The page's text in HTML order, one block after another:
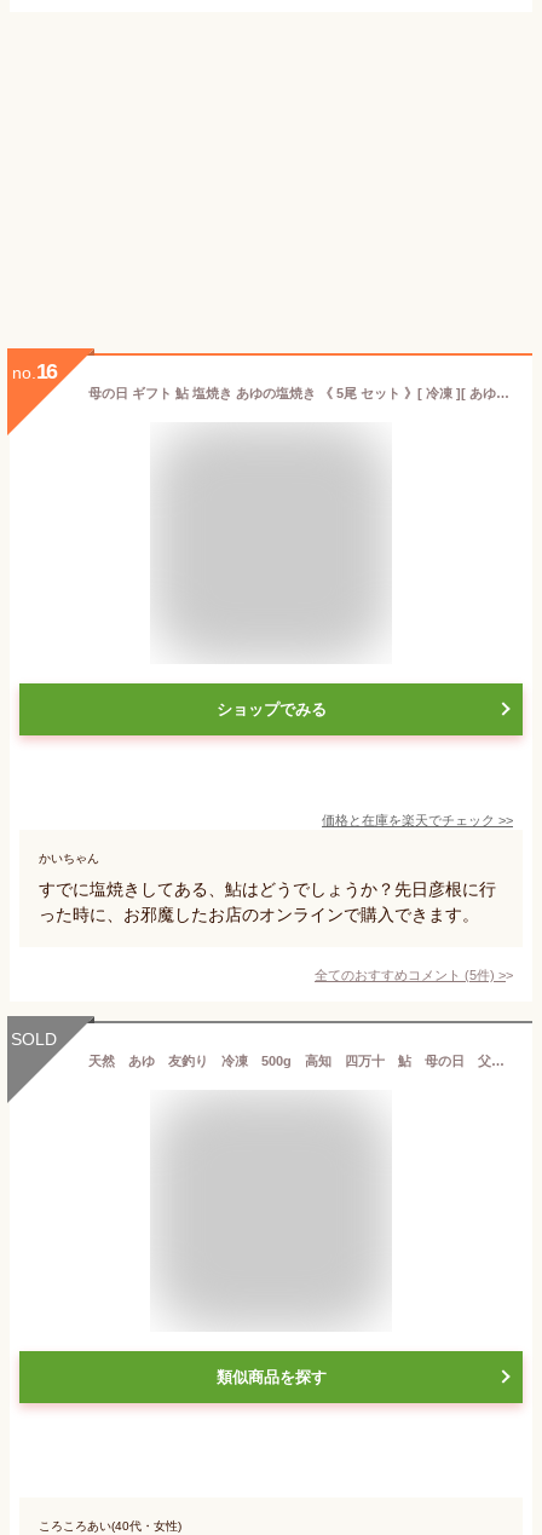
no. 16
母の日 ギフト 鮎 塩焼き あゆの塩焼き 《 5尾 セット 》[ 冷凍 ][ あゆの店きむら / ASA5R ] 鮎の塩焼き あゆ アユ 鮎 塩焼き 塩焼 琵琶湖 内祝い お祝い ギフト 贈り物 贈りもの プレゼント ご飯のお供
ショップでみる
価格と在庫を楽天でチェック >>
かいちゃん
すでに塩焼きしてある、鮎はどうでしょうか？先日彦根に行
った時に、お邪魔したお店のオンラインで購入できます。
全てのおすすめコメント (5件) >
SOLD
天然 あゆ 友釣り 冷凍 500g 高知 四万十 鮎 母の日 父の日 お中元 御中元 お歳暮 御歳暮 ギフト
類似商品を探す
ころころあい(40代・女性)